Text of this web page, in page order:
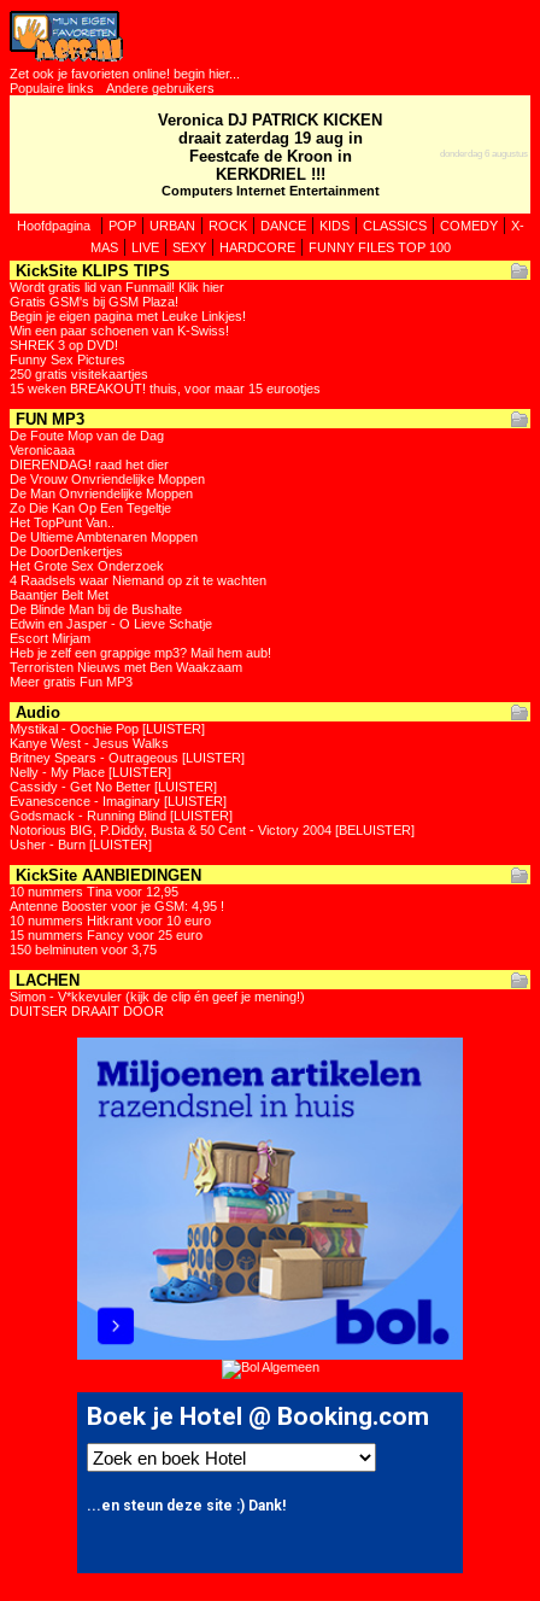
Zet ook je favorieten online! begin hier...
Populaire links
Andere gebruikers
Veronica DJ PATRICK KICKEN
draait zaterdag 19 aug in
Feestcafe de Kroon in
KERKDRIEL !!!
Computers Internet Entertainment
donderdag 6 augustus
Hoofdpagina| POP| URBAN | ROCK| DANCE| KIDS| CLASSICS| COMEDY| X-
MAS| LIVE| SEXY| HARDCORE| FUNNY FILES TOP 100
KickSite KLIPS TIPS
Wordt gratis lid van Funmail! Klik hier
Gratis GSM's bij GSM Plaza!
Begin je eigen pagina met Leuke Linkjes!
Win een paar schoenen van K-Swiss!
SHREK 3 op DVD!
Funny Sex Pictures
250 gratis visitekaartjes
15 weken BREAKOUT! thuis, voor maar 15 eurootjes
FUN MP3
De Foute Mop van de Dag
Veronicaaa
DIERENDAG! raad het dier
De Vrouw Onvriendelijke Moppen
De Man Onvriendelijke Moppen
Zo Die Kan Op Een Tegeltje
Het TopPunt Van..
De Ultieme Ambtenaren Moppen
De DoorDenkertjes
Het Grote Sex Onderzoek
4 Raadsels waar Niemand op zit te wachten
Baantjer Belt Met
De Blinde Man bij de Bushalte
Edwin en Jasper - O Lieve Schatje
Escort Mirjam
Heb je zelf een grappige mp3? Mail hem aub!
Terroristen Nieuws met Ben Waakzaam
Meer gratis Fun MP3
Audio
Mystikal - Oochie Pop [LUISTER]
Kanye West - Jesus Walks
Britney Spears - Outrageous [LUISTER]
Nelly - My Place [LUISTER]
Cassidy - Get No Better [LUISTER]
Evanescence - Imaginary [LUISTER]
Godsmack - Running Blind [LUISTER]
Notorious BIG, P.Diddy, Busta & 50 Cent - Victory 2004 [BELUISTER]
Usher - Burn [LUISTER]
KickSite AANBIEDINGEN
10 nummers Tina voor 12,95
Antenne Booster voor je GSM: 4,95 !
10 nummers Hitkrant voor 10 euro
15 nummers Fancy voor 25 euro
150 belminuten voor 3,75
LACHEN
Simon - V*kkevuler (kijk de clip én geef je mening!)
DUITSER DRAAIT DOOR